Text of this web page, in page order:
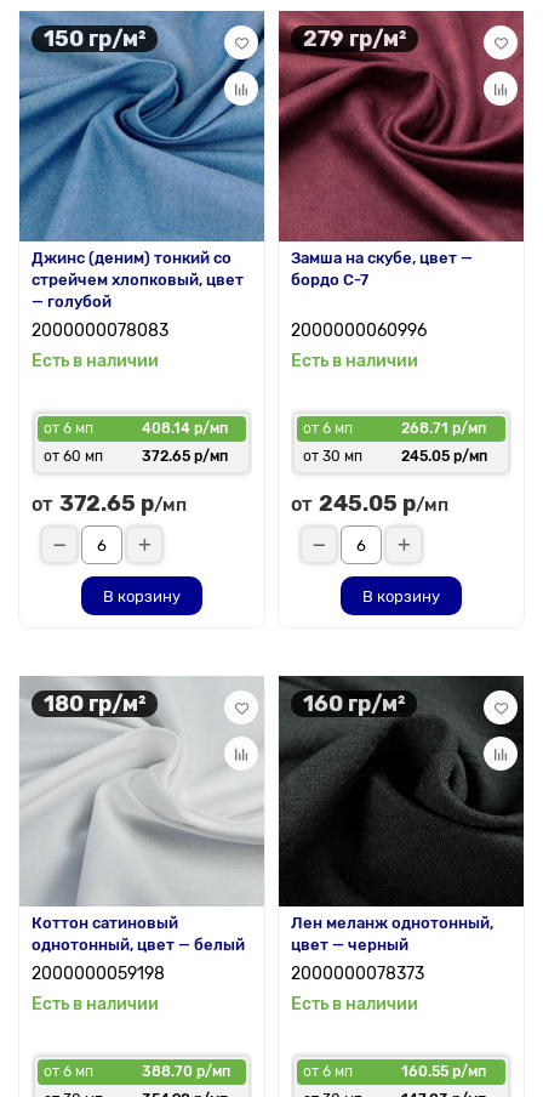
150 гр/м²
Джинс (деним) тонкий со
стрейчем хлопковый, цвет
— голубой
2000000078083
Есть в наличии
от 6 мп
408.14 р/мп
от 60 мп
372.65 р/мп
от 372.65 р/мп
В корзину
279 гр/м²
Замша на скубе, цвет —
бордо С-7
2000000060996
Есть в наличии
от 6 мп
268.71 р/мп
от 30 мп
245.05 р/мп
от 245.05 р/мп
В корзину
180 гр/м²
Коттон сатиновый
однотонный, цвет — белый
2000000059198
Есть в наличии
от 6 мп
388.70 р/мп
160 гр/м²
Лен меланж однотонный,
цвет — черный
2000000078373
Есть в наличии
от 6 мп
160.55 р/мп